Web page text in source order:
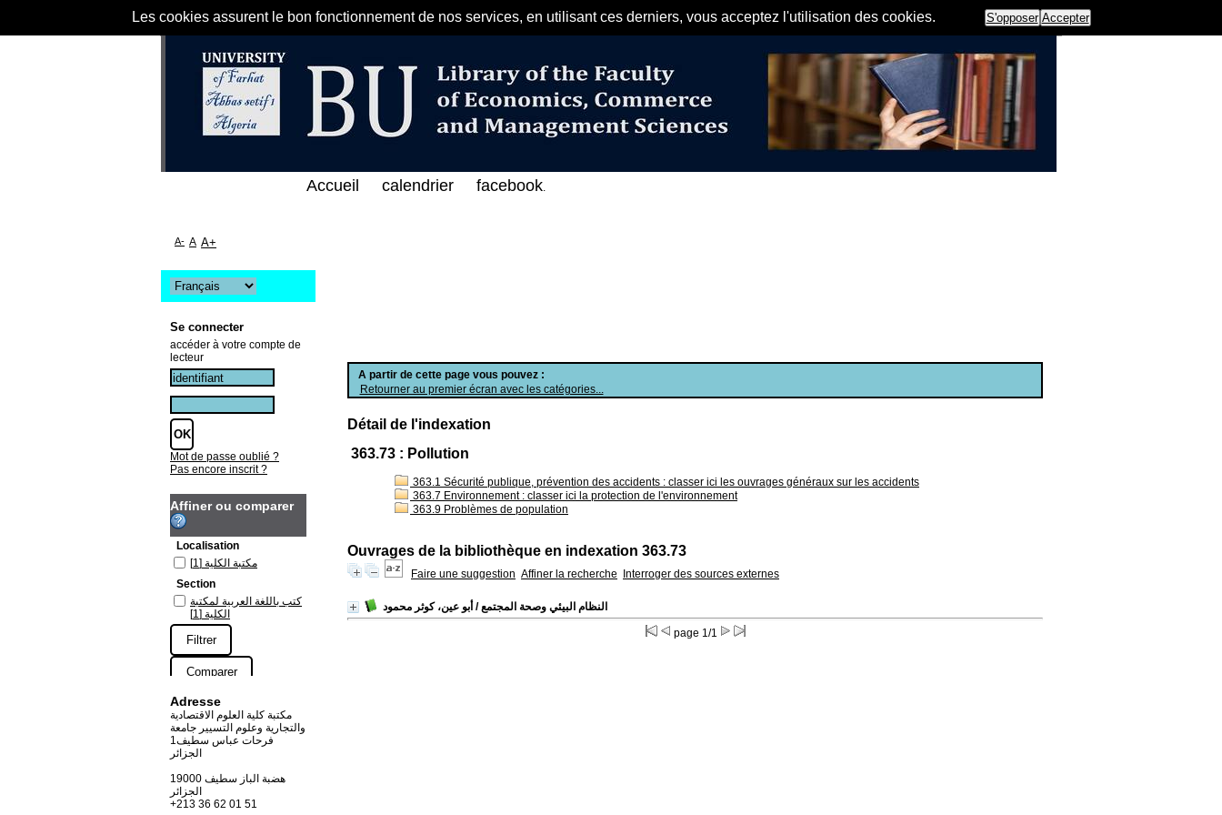
Les cookies assurent le bon fonctionnement de nos services, en utilisant ces derniers, vous acceptez l'utilisation des cookies. S'opposer Accepter
مرحبا بكم في الفهرس الإلكتروني على الخط المباشر لمكتبة كلية العلوم الاقتصادية و
A partir de cette page vous pouvez :
Retourner au premier écran avec les catégories...
Détail de l'indexation
363.73 : Pollution
363.1 Sécurité publique, prévention des accidents : classer ici les ouvrages généraux sur les accidents
363.7 Environnement : classer ici la protection de l'environnement
363.9 Problèmes de population
Ouvrages de la bibliothèque en indexation 363.73
Faire une suggestion Affiner la recherche Interroger des sources externes
النظام البيئي وصحة المجتمع/ أبو عين، كوثر محمود
page 1/1
Accueil calendrier facebook.
A- A A+
Se connecter
accéder à votre compte de
lecteur
Mot de passe oublié ?
Pas encore inscrit ?
Affiner ou comparer
Localisation
مكتبة الكلية [1]
Section
كتب باللغة العربية لمكتبة
الكلية [1]
Adresse
مكتبة كلية العلوم الاقتصادية
والتجارية وعلوم التسيير جامعة
فرحات عباس سطيف1
الجزائر
19000 هضبة الباز سطيف
+213 36 62 01 51